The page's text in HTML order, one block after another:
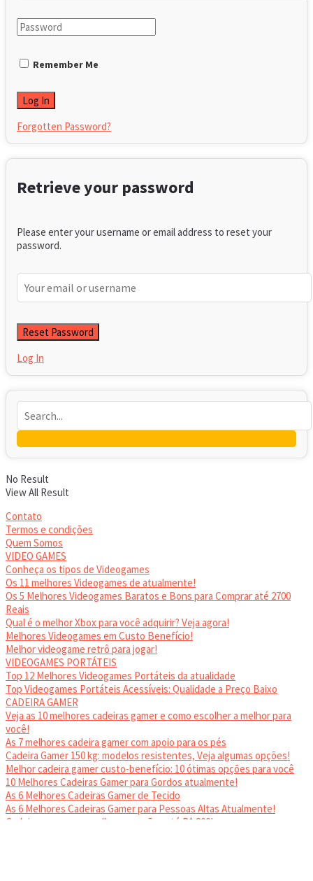
Remember Me
Forgotten Password?
Retrieve your password
Please enter your username or email address to reset your
password.
Log In
No Result
View All Result
Contato
Termos e condições
Quem Somos
VIDEO GAMES
Conheça os tipos de Videogames
Os 11 melhores Videogames de atualmente!
Os 5 Melhores Videogames Baratos e Bons para Comprar até 2700
Reais
Qual é o melhor Xbox para você adquirir? Veja agora!
Melhores Videogames em Custo Benefício!
Melhor videogame retrô para jogar!
VIDEOGAMES PORTÁTEIS
Top 12 Melhores Videogames Portáteis da atualidade
Top Videogames Portáteis Acessíveis: Qualidade a Preço Baixo
CADEIRA GAMER
Veja as 10 melhores cadeiras gamer e como escolher a melhor para
você!
As 7 melhores cadeira gamer com apoio para os pés
Cadeira Gamer 150 kg: modelos resistentes, Veja algumas opções!
Melhor cadeira gamer custo-benefício: 10 ótimas opções para você
10 Melhores Cadeiras Gamer para Gordos atualmente!
As 6 Melhores Cadeiras Gamer de Tecido
As 6 Melhores Cadeiras Gamer para Pessoas Altas Atualmente!
Cadeiras gamer: as melhores opções até R$ 800!